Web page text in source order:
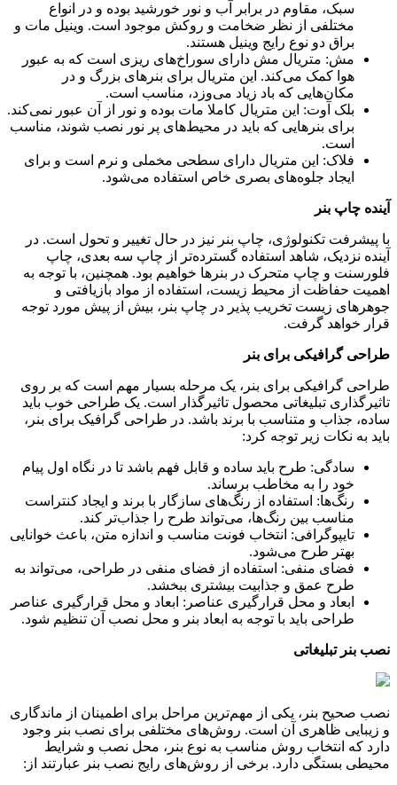
سبک، مقاوم در برابر آب و نور خورشید بوده و در انواع
مختلفی از نظر ضخامت و روکش موجود است. وینیل مات و
براق دو نوع رایج وینیل هستند.
مش: متریال مش دارای سوراخ‌های ریزی است که به عبور
هوا کمک می‌کند. این متریال برای بنرهای بزرگ و در
مکان‌هایی که باد زیاد می‌وزد، مناسب است.
بلک آوت: این متریال کاملا مات بوده و نور از آن عبور نمی‌کند.
برای بنرهایی که باید در محیط‌های پر نور نصب شوند، مناسب
است.
فلاک: این متریال دارای سطحی مخملی و نرم است و برای
ایجاد جلوه‌های بصری خاص استفاده می‌شود.
آینده چاپ بنر
با پیشرفت تکنولوژی، چاپ بنر نیز در حال تغییر و تحول است. در
آینده نزدیک، شاهد استفاده گسترده‌تر از چاپ سه بعدی، چاپ
فلورسنت و چاپ متحرک در بنرها خواهیم بود. همچنین، با توجه به
اهمیت حفاظت از محیط زیست، استفاده از مواد بازیافتی و
جوهرهای زیست تخریب پذیر در چاپ بنر، بیش از پیش مورد توجه
قرار خواهد گرفت.
طراحی گرافیکی برای بنر
طراحی گرافیکی برای بنر، یک مرحله بسیار مهم است که بر روی
تاثیرگذاری تبلیغاتی محصول تاثیرگذار است. یک طراحی خوب باید
ساده، جذاب و متناسب با برند باشد. در طراحی گرافیک برای بنر،
باید به نکات زیر توجه کرد:
سادگی: طرح باید ساده و قابل فهم باشد تا در نگاه اول پیام
خود را به مخاطب برساند.
رنگ‌ها: استفاده از رنگ‌های سازگار با برند و ایجاد کنتراست
مناسب بین رنگ‌ها، می‌تواند طرح را جذاب‌تر کند.
تایپوگرافی: انتخاب فونت مناسب و اندازه متن، باعث خوانایی
بهتر طرح می‌شود.
فضای منفی: استفاده از فضای منفی در طراحی، می‌تواند به
طرح عمق و جذابیت بیشتری ببخشد.
ابعاد و محل قرارگیری عناصر: ابعاد و محل قرارگیری عناصر
طراحی باید با توجه به ابعاد بنر و محل نصب آن تنظیم شود.
نصب بنر تبلیغاتی
نصب صحیح بنر، یکی از مهم‌ترین مراحل برای اطمینان از ماندگاری
و زیبایی ظاهری آن است. روش‌های مختلفی برای نصب بنر وجود
دارد که انتخاب روش مناسب به نوع بنر، محل نصب و شرایط
محیطی بستگی دارد. برخی از روش‌های رایج نصب بنر عبارتند از :